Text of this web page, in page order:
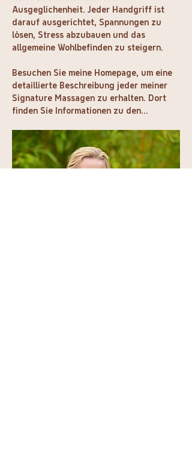
Ausgeglichenheit. Jeder Handgriff ist
darauf ausgerichtet, Spannungen zu
lösen, Stress abzubauen und das
allgemeine Wohlbefinden zu steigern.
Besuchen Sie meine Homepage, um eine
detaillierte Beschreibung jeder meiner
Signature Massagen zu erhalten. Dort
finden Sie Informationen zu den…